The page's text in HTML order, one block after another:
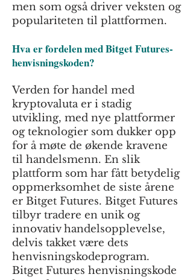
men som også driver veksten og
populariteten til plattformen.
Hva er fordelen med Bitget Futures-
henvisningskoden?
Verden for handel med
kryptovaluta er i stadig
utvikling, med nye plattformer
og teknologier som dukker opp
for å møte de økende kravene
til handelsmenn. En slik
plattform som har fått betydelig
oppmerksomhet de siste årene
er Bitget Futures. Bitget Futures
tilbyr tradere en unik og
innovativ handelsopplevelse,
delvis takket være dets
henvisningskodeprogram.
Bitget Futures henvisningskode